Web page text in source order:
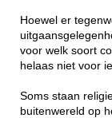
Hoewel er
voor welk soort
helaas niet voor
Soms staan
buitenwereld op